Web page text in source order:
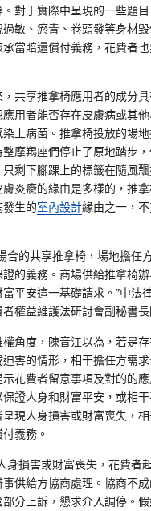
對于實際中呈現的一些題
敏、瘀青、卷頭發等身材
當賠還償付義務，花費者
共享推拿椅應用者的成分
用者能否存在皮膚病或其
上病菌。推拿椅投放的場
摩羯座們停止了原地踏步
剩下腳踝上的標籤在隨風飄
炎癥的緣由是多樣的，推
生的室內設計緣由之一，
合的共享推拿椅，場地擔任
的義務。商場供給推拿椅
平安這一基礎請求。”中法
權益維護法研討會副秘書長
角度，陳音江以為，若是
害的情形，相干擔任方需
花費者留意事項及對的的
證人身和財富平安，或相干
現人身損害或財富喪失，
義務。
身損害或財富喪失，花費者
供給方協商處理。協商不
分上訴，懇求介入調停。